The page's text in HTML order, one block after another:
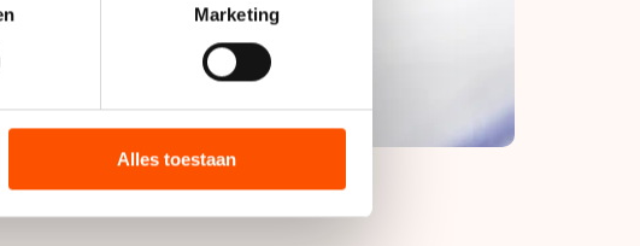
in het
detailgedeeltein. U kunt uw
social media, advertenties en
of die zij hebben verzameld via
EU, zoals de VS, waar mogelijk geen
stemt u in met deze overdracht.
Marketing
Alles toestaan